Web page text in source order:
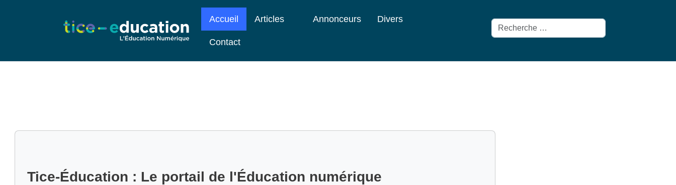
Accueil Articles Annonceurs Divers
Contact
Rechercher
Tice-Éducation : Le portail de l'Éducation numérique